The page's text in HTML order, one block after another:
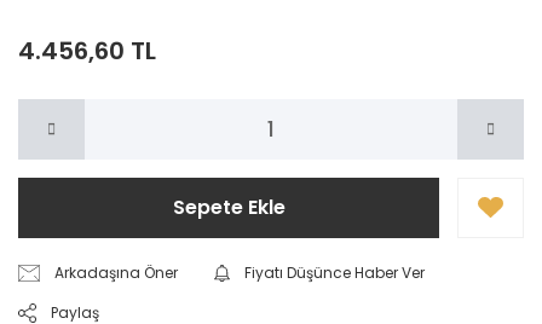
4.456,60 TL
Sepete Ekle
Arkadaşına Öner
Fiyatı Düşünce Haber Ver
Paylaş